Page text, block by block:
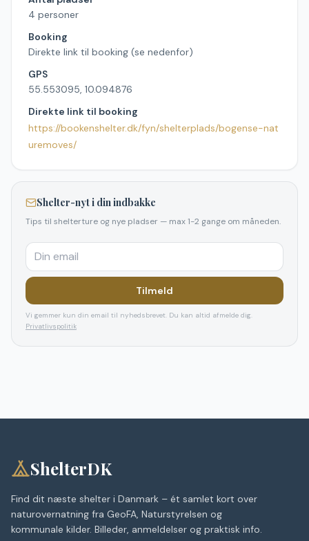
4 personer
Booking
Direkte link til booking (se nedenfor)
GPS
55.553095, 10.094876
Direkte link til booking
https://bookenshelter.dk/fyn/shelterplads/bogense-nat
uremoves/
Shelter-nyt i din indbakke
Tips til shelterture og nye pladser — max 1-2 gange om måneden.
Tilmeld
Vi gemmer kun din email til nyhedsbrevet. Du kan altid afmelde dig.
Privatlivspolitik
ShelterDK
Find dit næste shelter i Danmark – ét samlet kort over
naturovernatning fra GeoFA, Naturstyrelsen og
kommunale kilder. Billeder, anmeldelser og praktisk info.